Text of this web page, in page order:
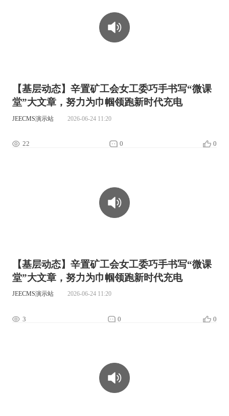
【基层动态】辛置矿工会女工委巧手书写“微课
堂”大文章，努力为巾帼领跑新时代充电
JEECMS演示站 2026-06-24 11:20
22 0 0
【基层动态】辛置矿工会女工委巧手书写“微课
堂”大文章，努力为巾帼领跑新时代充电
JEECMS演示站 2026-06-24 11:20
3 0 0